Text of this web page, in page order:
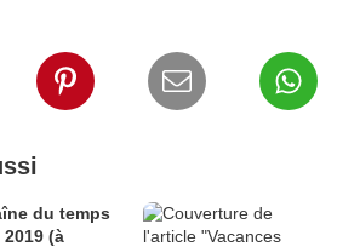
du temps
(à